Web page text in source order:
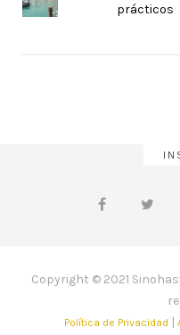
prácticos
Copyright © 2021
Política de Privacidad |